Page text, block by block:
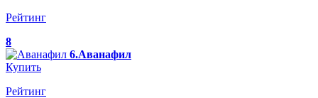
Рейтинг
8
6.Аванафил
Купить
Рейтинг